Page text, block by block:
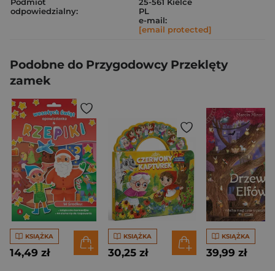
odpowiedzialny:
PL
e-mail:
[email protected]
Podobne do Przygodowcy Przeklęty
zamek
KSIĄŻKA
14,49 zł
KSIĄŻKA
30,25 zł
KSIĄŻKA
39,99 zł